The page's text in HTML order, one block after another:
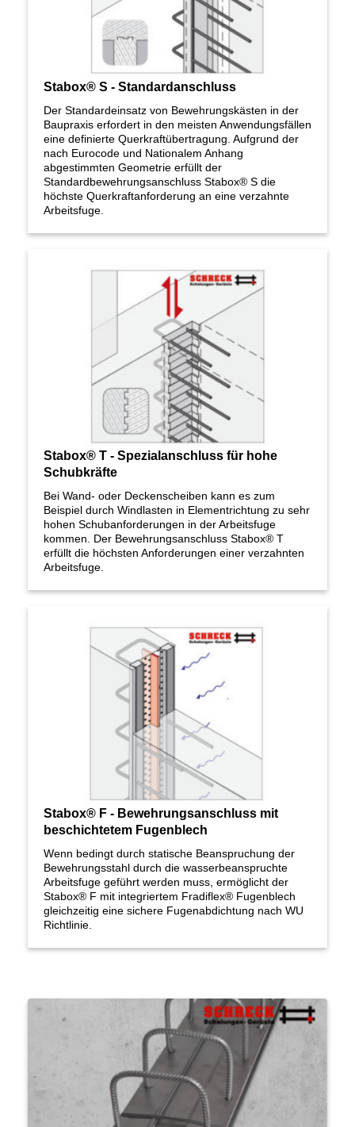
Stabox® S - Standardanschluss
Der Standardeinsatz von Bewehrungskästen in der
Baupraxis erfordert in den meisten Anwendungsfällen
eine definierte Querkraftübertragung. Aufgrund der
nach Eurocode und Nationalem Anhang
abgestimmten Geometrie erfüllt der
Standardbewehrungsanschluss Stabox® S die
höchste Querkraftanforderung an eine verzahnte
Arbeitsfuge.
Stabox® T - Spezialanschluss für hohe
Schubkräfte
Bei Wand- oder Deckenscheiben kann es zum
Beispiel durch Windlasten in Elementrichtung zu sehr
hohen Schubanforderungen in der Arbeitsfuge
kommen. Der Bewehrungsanschluss Stabox® T
erfüllt die höchsten Anforderungen einer verzahnten
Arbeitsfuge.
Stabox® F - Bewehrungsanschluss mit
beschichtetem Fugenblech
Wenn bedingt durch statische Beanspruchung der
Bewehrungsstahl durch die wasserbeanspruchte
Arbeitsfuge geführt werden muss, ermöglicht der
Stabox® F mit integriertem Fradiflex® Fugenblech
gleichzeitig eine sichere Fugenabdichtung nach WU
Richtlinie.